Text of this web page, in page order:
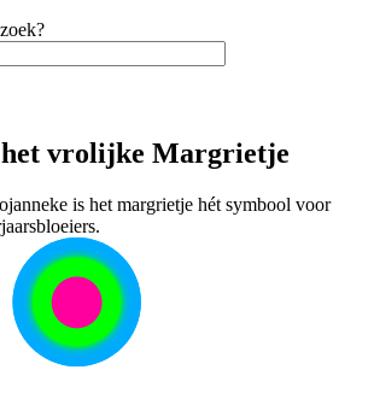
het vrolijke Margrietje
is het margrietje hét symbool voor